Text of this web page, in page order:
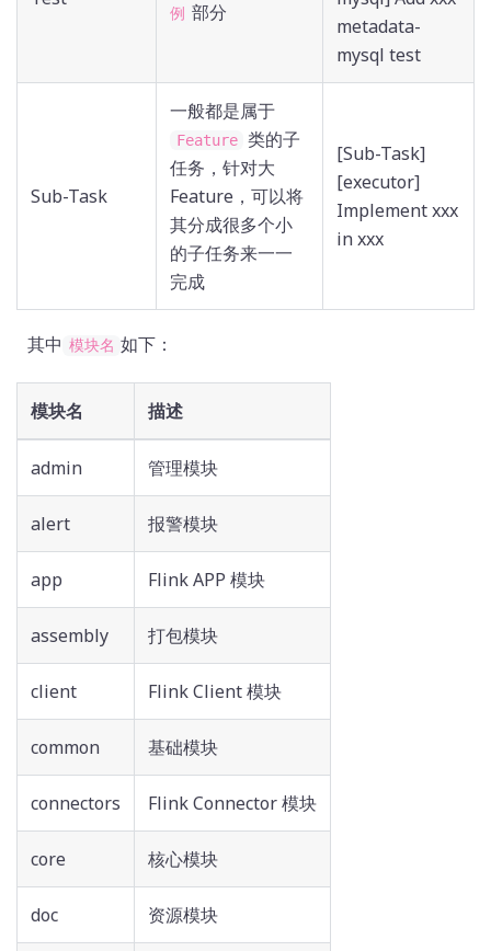
例 部分
metadata-
mysql test
Sub-Task
一般都是属于
Feature 类的子
任务，针对大
Feature，可以将
其分成很多个小
的子任务来一一
完成
[Sub-Task]
[executor]
Implement xxx
in xxx
其中 模块名 如下：
模块名 描述
admin 管理模块
alert 报警模块
app Flink APP 模块
assembly 打包模块
client Flink Client 模块
common 基础模块
connectors Flink Connector 模块
core 核心模块
doc 资源模块